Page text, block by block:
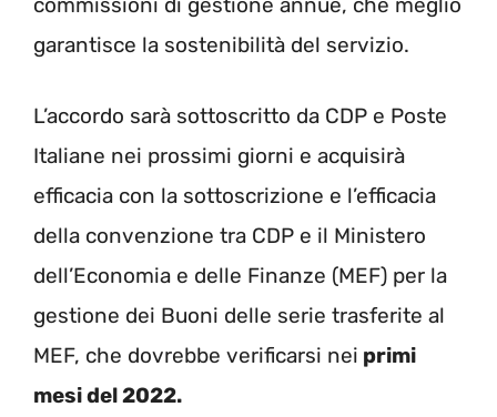
garantisce la sostenibilità del servizio.
L’accordo sarà sottoscritto da CDP e Poste
Italiane nei prossimi giorni e acquisirà
efficacia con la sottoscrizione e l’efficacia
della convenzione tra CDP e il Ministero
dell’Economia e delle Finanze (MEF) per la
gestione dei Buoni delle serie trasferite al
MEF, che dovrebbe verificarsi nei primi
mesi del 2022.